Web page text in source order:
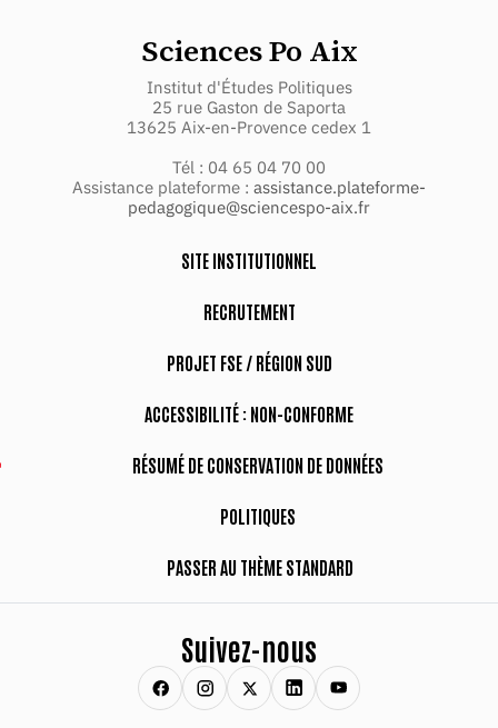
Sciences Po Aix
Institut d'Études Politiques
25 rue Gaston de Saporta
13625 Aix-en-Provence cedex 1
Tél : 04 65 04 70 00
Assistance plateforme : assistance.plateforme-
pedagogique@sciencespo-aix.fr
SITE INSTITUTIONNEL
RECRUTEMENT
PROJET FSE / RÉGION SUD
ACCESSIBILITÉ : NON-CONFORME
RÉSUMÉ DE CONSERVATION DE DONNÉES
POLITIQUES
PASSER AU THÈME STANDARD
Suivez-nous